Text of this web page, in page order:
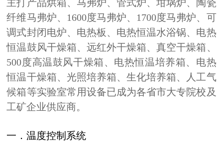
主打产品烘箱、马弗炉、管式炉、坩埚炉、陶瓷
纤维马弗炉、1600度马弗炉、1700度马弗炉、可
调式封闭电炉、电热板、电热恒温水浴锅、电热
恒温鼓风干燥箱、远红外干燥箱、真空干燥箱、
500度高温鼓风干燥箱、电热恒温培养箱、电热
恒温干燥箱、光照培养箱、生化培养箱、人工气
候箱等实验室常用设备已成为各省市大专院校及
工矿企业供应商。
一．温度控制系统